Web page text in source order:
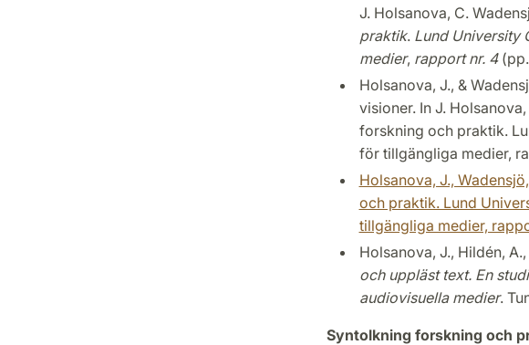
J. Holsanova, C.
praktik. Lund University
medier, rapport nr. 4(pp.
Holsanova, J., &
visioner. In J.
forskning och praktik.
för tillgängliga medier,
Holsanova, J.,
och praktik. Lund
tillgängliga medier,
Holsanova, J., Hildén,
och uppläst text. En
audiovisuella medier.
Syntolkning forskning och